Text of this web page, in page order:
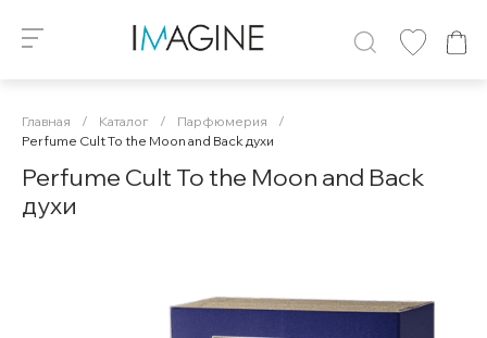
Главная / Каталог / Парфюмерия
/
Perfume Cult To the Moon and Back духи
Perfume Cult To the Moon and Back
духи